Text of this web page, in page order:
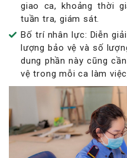
giao ca, khoảng thời
tuần tra, giám sát.
Bố trí nhân lực: Diễn
lượng bảo vệ và số
dung phần này cũng
vệ trong mỗi ca làm